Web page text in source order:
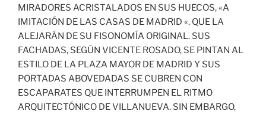
MIRADORES ACRISTALADOS EN SUS HUECOS, «A
IMITACIÓN DE LAS CASAS DE MADRID «. QUE LA
ALEJARÁN DE SU FISONOMÍA ORIGINAL. SUS
FACHADAS, SEGÚN VICENTE ROSADO, SE PINTAN AL
ESTILO DE LA PLAZA MAYOR DE MADRID Y SUS
PORTADAS ABOVEDADAS SE CUBREN CON
ESCAPARATES QUE INTERRUMPEN EL RITMO
ARQUITECTÓNICO DE VILLANUEVA. SIN EMBARGO,